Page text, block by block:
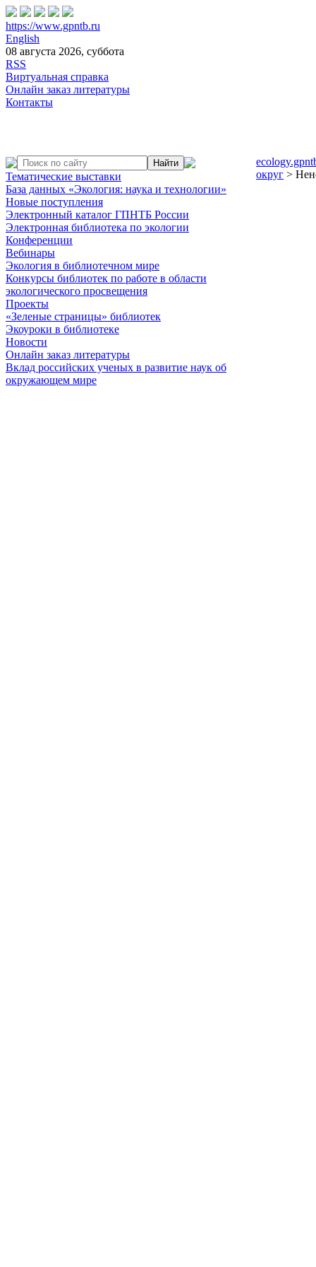
https://www.gpntb.ru
English
08 августа 2026, суббота
RSS
Виртуальная справка
Онлайн заказ литературы
Контакты
Тематические выставки
База данных «Экология: наука и технологии»
Новые поступления
Электронный каталог ГПНТБ России
Электронная библиотека по экологии
Конференции
Вебинары
Экология в библиотечном мире
Конкурсы библиотек по работе в области
экологического просвещения
Проекты
«Зеленые страницы» библиотек
Экоуроки в библиотеке
Новости
Онлайн заказ литературы
Вклад российских ученых в развитие наук об
окружающем мире
округ >